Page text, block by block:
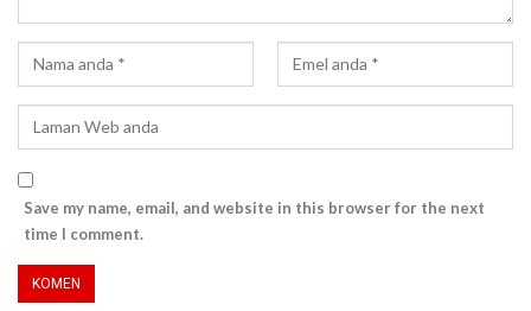
Save my name, email, and website in this browser for the next
time I comment.